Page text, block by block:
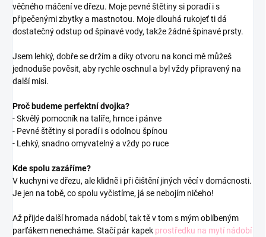
věčného máčení ve dřezu. Moje pevné štětiny si poradí i s
připečenými zbytky a mastnotou. Moje dlouhá rukojeť ti dá
dostatečný odstup od špinavé vody, takže žádné špinavé prsty.
Jsem lehký, dobře se držím a díky otvoru na konci mě můžeš
jednoduše pověsit, aby rychle oschnul a byl vždy připravený na
další misi.
Proč budeme perfektní dvojka?
- Skvělý pomocník na talíře, hrnce i pánve
- Pevné štětiny si poradí i s odolnou špínou
- Lehký, snadno omyvatelný a vždy po ruce
Kde spolu zazáříme?
V kuchyni ve dřezu, ale klidně i při čištění jiných věcí v domácnosti.
Je jen na tobě, co spolu vyčistíme, já se nebojím ničeho!
Až přijde další hromada nádobí, tak tě v tom s mým oblíbeným
parťákem nenecháme. Stačí pár kapek prostředku na mytí nádobí